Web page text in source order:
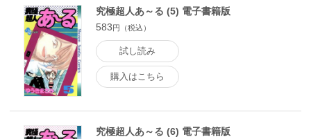
究極超人あ～る (5) 電子書籍版
583 円（税込）
試し読み
購入はこちら
究極超人あ～る (6) 電子書籍版